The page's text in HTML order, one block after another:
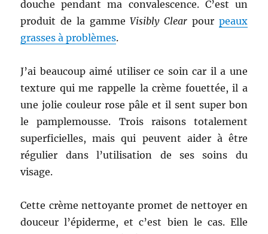
douche pendant ma convalescence. C’est un
produit de la gammeVisibly Clear pour peaux
grasses à problèmes.
J’ai beaucoup aimé utiliser ce soin car il a une
texture qui me rappelle la crème fouettée, il a
une jolie couleur rose pâle et il sent super bon
le pamplemousse. Trois raisons totalement
superficielles, mais qui peuvent aider à être
régulier dans l’utilisation de ses soins du
visage.
Cette crème nettoyante promet de nettoyer en
douceur l’épiderme, et c’est bien le cas. Elle